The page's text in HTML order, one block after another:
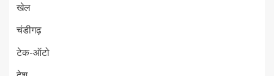
खेल
चंडीगढ़
टेक-ऑटो